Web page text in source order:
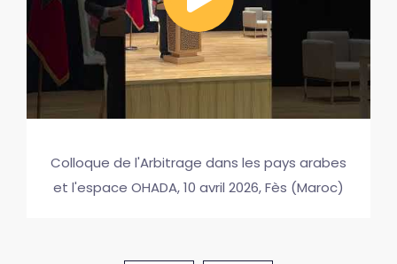
Colloque de l'Arbitrage dans les pays arabes
et l'espace OHADA, 10 avril 2026, Fès (Maroc)